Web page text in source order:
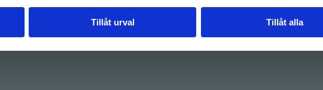
Tillåt urval Tillåt alla